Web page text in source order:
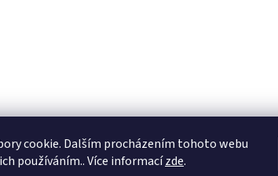
cookie. Dalším procházením tohoto webu
používáním.. Více informacízde.